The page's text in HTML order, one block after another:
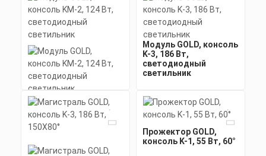
Модуль GOLD, консоль
KM-2, 124 Вт,
светодиодный
светильник
Модуль GOLD, консоль
K-3, 186 Вт,
светодиодный
светильник
Мощность: 186 Вт
Коэффициент мощности не менее:
Материал корпуса:
Экструдированный
алюминиевый профиль
Цена по запросу
Прожектор GOLD,
консоль K-1, 55 Вт, 60°